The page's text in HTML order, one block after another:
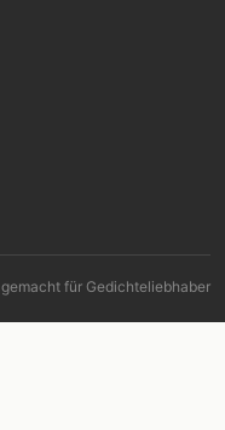
gemacht für Gedichteliebhaber